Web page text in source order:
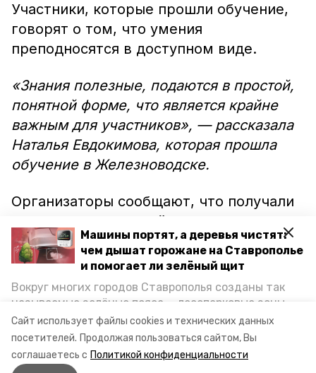
Сайт использует файлы cookies и технических данных
посетителей. Продолжая пользоваться сайтом, Вы
соглашаетесь с Политикой конфиденциальности
Машины портят, а деревья чистят:
чем дышат горожане на Ставрополье
и помогает ли зелёный щит
Вокруг многих городов Ставрополья созданы так
называемые зелёные пояса — лесопарковые зоны,
снижающие негативное воздействие выхлопных
газов на атмосферу. Справляются ли они с
постоянно растущим потоком автотранспорта и
каким воздухом дышат жители края, узнала
Участники, которые прошли обучение,
говорят о том, что умения
преподносятся в доступном виде.
«Знания полезные, подаются в простой,
понятной форме, что является крайне
важным для участников», — рассказала
Наталья Евдокимова, которая прошла
обучение в Железноводске.
Организаторы сообщают, что получали
отзывы от родителей, которым
пришлось применять полученные
знания на практике. По их словам,
медпомощь они смогли оказать без
суеты и спешки.
Фото: правительство СК